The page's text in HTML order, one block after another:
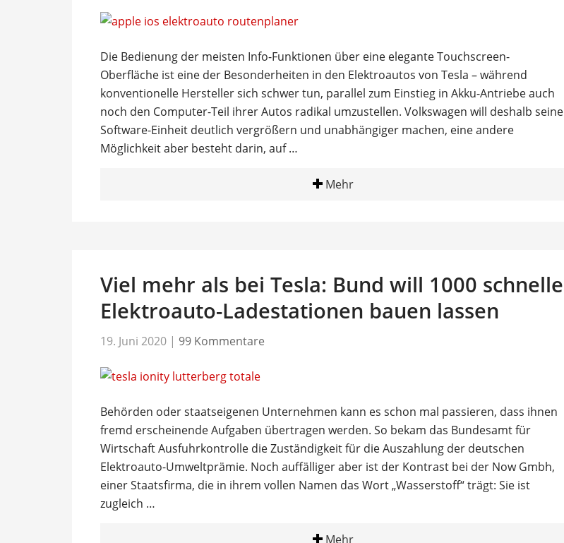
Die Bedienung der meisten Info-Funktionen über eine elegante Touchscreen-
Oberfläche ist eine der Besonderheiten in den Elektroautos von Tesla – während
konventionelle Hersteller sich schwer tun, parallel zum Einstieg in Akku-Antriebe auch
noch den Computer-Teil ihrer Autos radikal umzustellen. Volkswagen will deshalb seine
Software-Einheit deutlich vergrößern und unabhängiger machen, eine andere
Möglichkeit aber besteht darin, auf …
Mehr
Viel mehr als bei Tesla: Bund will 1000 schnelle
Elektroauto-Ladestationen bauen lassen
19. Juni 2020 | 99 Kommentare
Behörden oder staatseigenen Unternehmen kann es schon mal passieren, dass ihnen
fremd erscheinende Aufgaben übertragen werden. So bekam das Bundesamt für
Wirtschaft Ausfuhrkontrolle die Zuständigkeit für die Auszahlung der deutschen
Elektroauto-Umweltprämie. Noch auffälliger aber ist der Kontrast bei der Now Gmbh,
einer Staatsfirma, die in ihrem vollen Namen das Wort „Wasserstoff“ trägt: Sie ist
zugleich …
Mehr